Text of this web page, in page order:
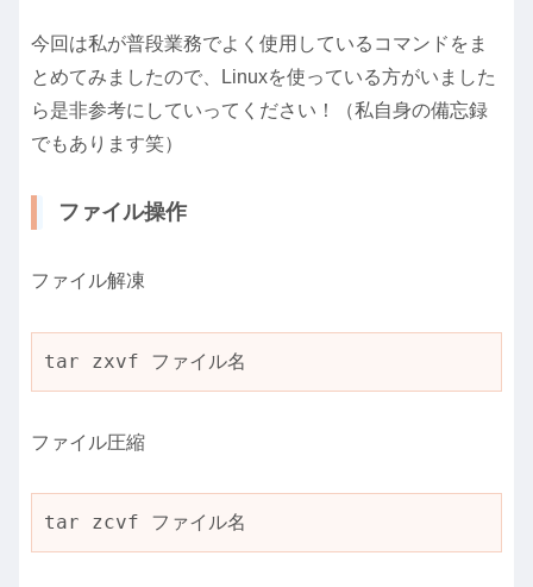
今回は私が普段業務でよく使用しているコマンドをま
とめてみましたので、Linuxを使っている方がいました
ら是非参考にしていってください！（私自身の備忘録
でもあります笑）
ファイル操作
ファイル解凍
tar zxvf ファイル名
ファイル圧縮
tar zcvf ファイル名